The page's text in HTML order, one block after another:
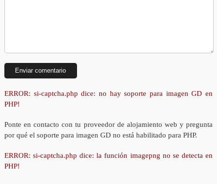
ERROR: si-captcha.php dice: no hay soporte para imagen GD en
PHP!
Ponte en contacto con tu proveedor de alojamiento web y pregunta
por qué el soporte para imagen GD no está habilitado para PHP.
ERROR: si-captcha.php dice: la función imagepng no se detecta en
PHP!